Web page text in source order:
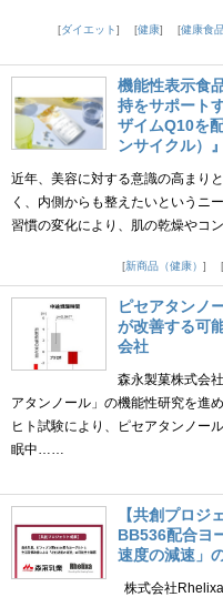
ダイエット
健康 健康食
機能性表示食
持をサポート
ザイムQ10を
ンサイクル）
近年、美容に対する意識の高まり
く、内側からも整えたいというニ
習慣の変化により、肌の乾燥やコ
新商品（健康）
ピセアタンノ
が改善する可
会社
森永製菓株式会
アタンノール」の機能性研究を進
ヒト試験により、ピセアタンノー
眠中……
【共創プロジ
BB536配合ヨ
速度の減速」
株式会社